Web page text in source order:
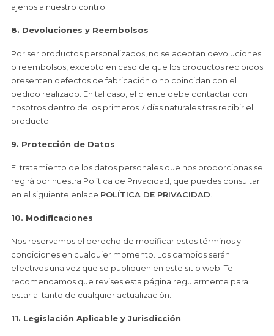
ajenos a nuestro control.
8. Devoluciones y Reembolsos
Por ser productos personalizados, no se aceptan devoluciones
o reembolsos, excepto en caso de que los productos recibidos
presenten defectos de fabricación o no coincidan con el
pedido realizado. En tal caso, el cliente debe contactar con
nosotros dentro de los primeros 7 días naturales tras recibir el
producto.
9. Protección de Datos
El tratamiento de los datos personales que nos proporcionas se
regirá por nuestra Política de Privacidad, que puedes consultar
en el siguiente enlace POLÍTICA DE PRIVACIDAD
10. Modificaciones
Nos reservamos el derecho de modificar estos términos y
condiciones en cualquier momento. Los cambios serán
efectivos una vez que se publiquen en este sitio web. Te
recomendamos que revises esta página regularmente para
estar al tanto de cualquier actualización.
11. Legislación Aplicable y Jurisdicción